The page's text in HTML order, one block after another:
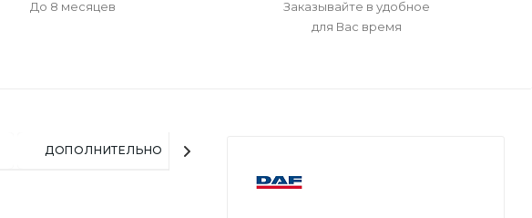
До 8 месяцев
Заказывайте в удобное
для Вас время
ДОПОЛНИТЕЛЬНО